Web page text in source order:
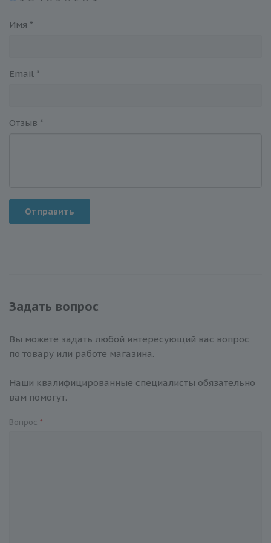
Имя *
Email *
Отзыв *
Отправить
Задать вопрос
Вы можете задать любой интересующий вас вопрос
по товару или работе магазина.
Наши квалифицированные специалисты обязательно
вам помогут.
Вопрос *